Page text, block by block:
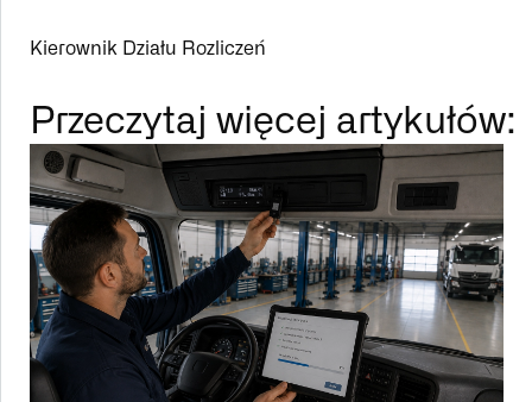
Kierownik Działu Rozliczeń
Przeczytaj więcej artykułów: